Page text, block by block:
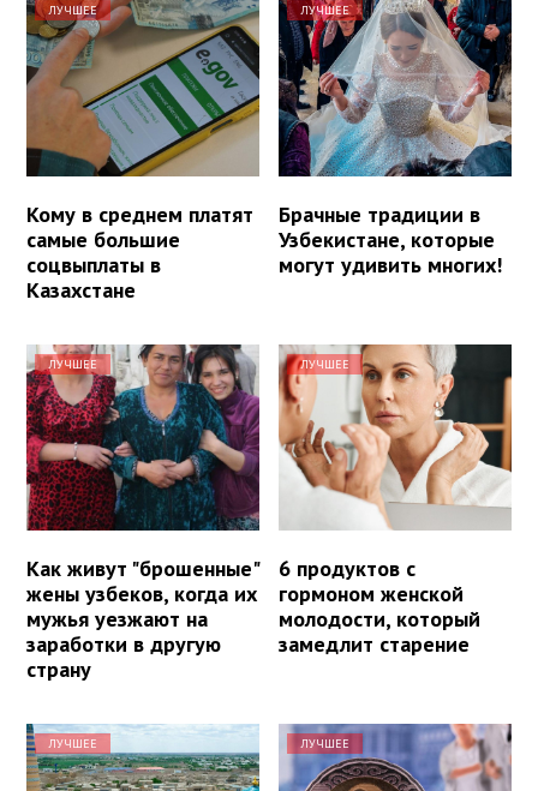
ЛУЧШЕЕ
Кому в среднем платят
самые большие
соцвыплаты в
Казахстане
ЛУЧШЕЕ
Брачные традиции в
Узбекистане, которые
могут удивить многих!
ЛУЧШЕЕ
Как живут "брошенные"
жены узбеков, когда их
мужья уезжают на
заработки в другую
страну
ЛУЧШЕЕ
6 продуктов с
гормоном женской
молодости, который
замедлит старение
ЛУЧШЕЕ ЛУЧШЕЕ